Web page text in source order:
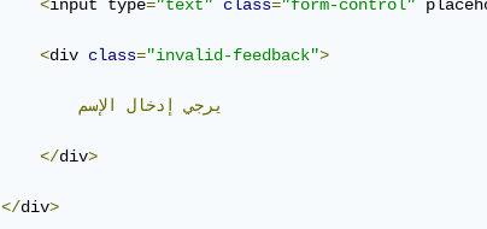
<input type="text" class="form-control"
<div class="invalid-feedback">
يرجي إدخال الإسم
</div>
</div>